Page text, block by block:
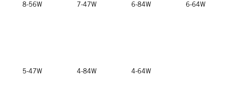
8-56W 7-47W 6-84W 6-64W
5-47W 4-84W 4-64W